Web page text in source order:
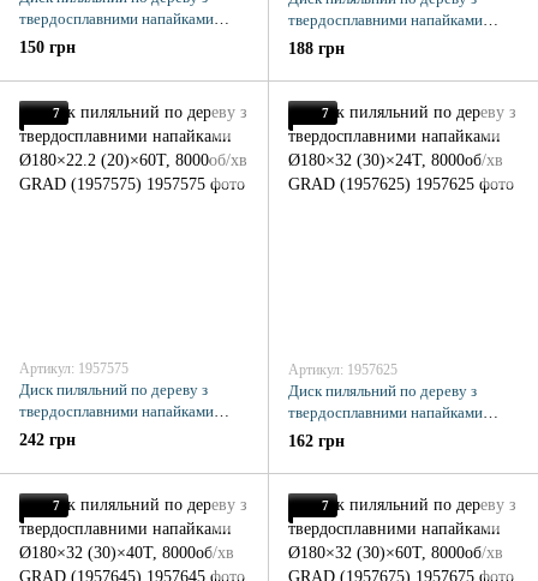
твердосплавними напайками
Ø180×22.2 (20)×24Т, 8000об/хв
GRAD (1957525)
150 грн
твердосплавними напайками
Ø180×22.2 (20)×40Т, 8000об/хв
GRAD (1957545)
188 грн
7
Артикул: 1957575
Диск пиляльний по дереву з
твердосплавними напайками
Ø180×22.2 (20)×60Т, 8000об/хв
GRAD (1957575)
242 грн
7
Артикул: 1957625
Диск пиляльний по дереву з
твердосплавними напайками
Ø180×32 (30)×24Т, 8000об/хв
GRAD (1957625)
162 грн
7 7